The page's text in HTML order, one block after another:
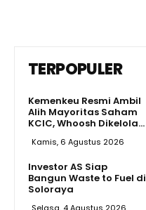
TERPOPULER
Kemenkeu Resmi Ambil
Alih Mayoritas Saham
KCIC, Whoosh Dikelola...
Kamis, 6 Agustus 2026
Investor AS Siap
Bangun Waste to Fuel di
Soloraya